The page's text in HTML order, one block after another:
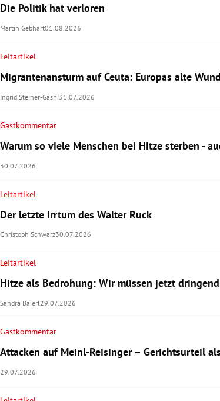
Die Politik hat verloren
Martin Gebhart01.08.2026
Leitartikel
Migrantenansturm auf Ceuta: Europas alte
Ingrid Steiner-Gashi31.07.2026
Gastkommentar
Warum so viele Menschen bei Hitze sterben -
30.07.2026
Leitartikel
Der letzte Irrtum des Walter Ruck
Christoph Schwarz30.07.2026
Leitartikel
Hitze als Bedrohung: Wir müssen jetzt
Sandra Baierl29.07.2026
Gastkommentar
Attacken auf Meinl-Reisinger – Gerichtsurteil
29.07.2026